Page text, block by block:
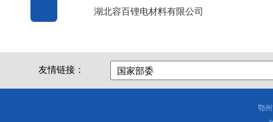
湖北容百锂电材料有限公司
友情链接：
鄂